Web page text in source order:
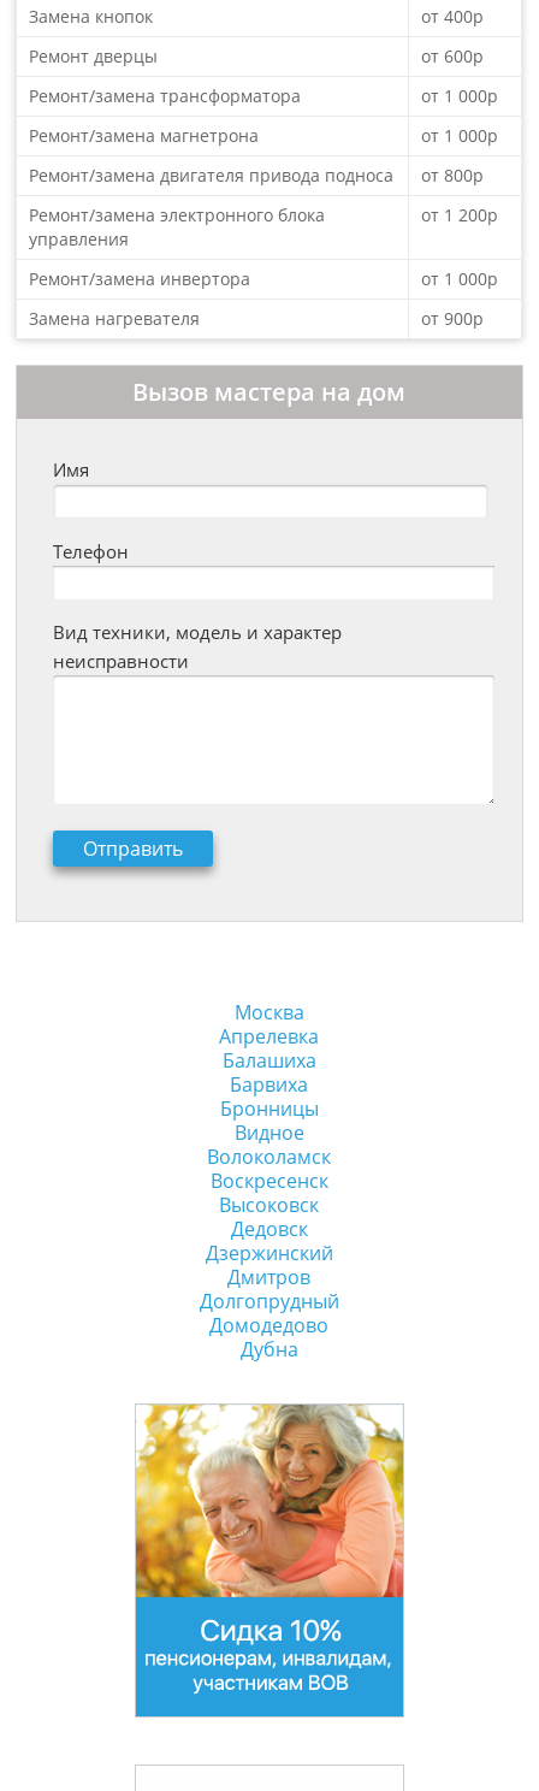
Замена кнопок
от 400р
Ремонт дверцы
от 600р
Ремонт/замена трансформатора
от 1 000р
Ремонт/замена магнетрона
от 1 000р
Ремонт/замена двигателя привода подноса
от 800р
Ремонт/замена электронного блока
управления
от 1 200р
Ремонт/замена инвертора
от 1 000р
Замена нагревателя
от 900р
Вызов мастера на дом
Имя
Телефон
Вид техники, модель и характер
неисправности
Москва
Апрелевка
Балашиха
Барвиха
Бронницы
Видное
Волоколамск
Воскресенск
Высоковск
Дедовск
Дзержинский
Дмитров
Долгопрудный
Домодедово
Дубна
Жуковский
Загорянский
Звенигород
Зеленоград
Ивантеевка
Истра
Кашира
Климовск
Клин
Коломна
Коммунарка
Королёв
Котельники
Красноармейск
Краснозаводск